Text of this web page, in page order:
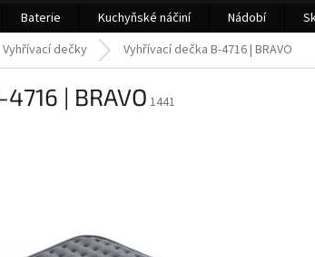
Baterie Kuchyňské náčiní Nádobí
Vyhřívací dečky Vyhřívací dečka B-4716 | BRAVO
| BRAVO 1441